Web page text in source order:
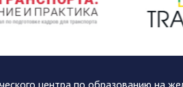
центра по образованию на